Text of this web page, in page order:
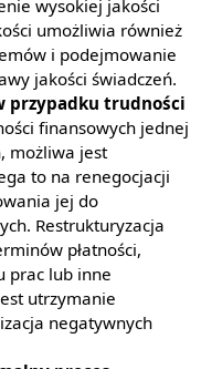
wysokiej jakości
umożliwia również
i podejmowanie
jakości świadczeń.
przypadku trudności
finansowych jednej
możliwa jest
to na renegocjacji
jej do
Restrukturyzacja
płatności,
prac lub inne
utrzymanie
negatywnych